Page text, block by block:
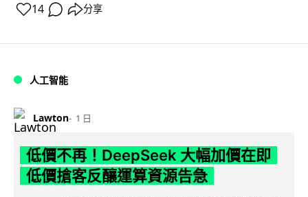
14 分享
人工智能
Lawton 1 日
低價不再！DeepSeek 大幅加價在即
低價搶客反釀運算資源告急